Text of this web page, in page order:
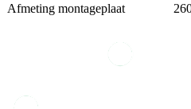
Afmeting montageplaat